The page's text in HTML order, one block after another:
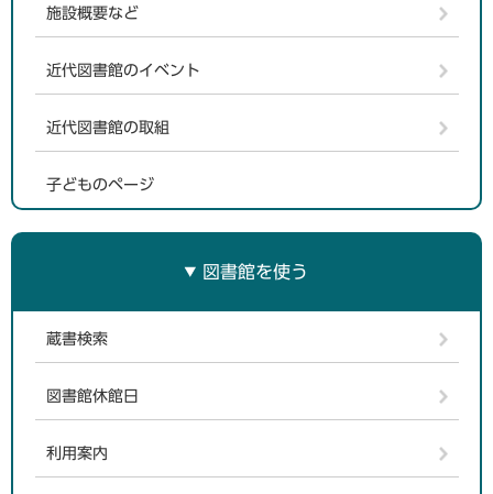
施設概要など
近代図書館のイベント
近代図書館の取組
子どものページ
図書館を使う
蔵書検索
図書館休館日
利用案内